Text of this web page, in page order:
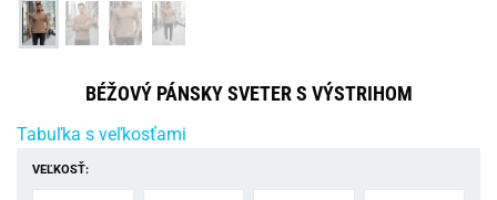
BÉŽOVÝ PÁNSKY SVETER S VÝSTRIHOM
Tabuľka s veľkosťami
VEĽKOSŤ: